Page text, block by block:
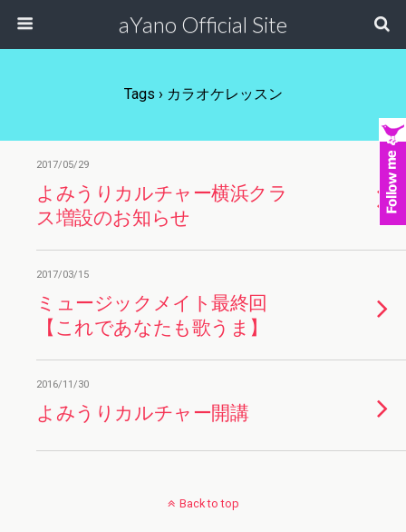
aYano Official Site
Tags › カラオケレッスン
2017/05/29
よみうりカルチャー横浜クラ
ス増設のお知らせ
2017/03/15
ミュージックメイト最終回
【これであなたも歌うま】
2016/11/30
よみうりカルチャー開講
Back to top